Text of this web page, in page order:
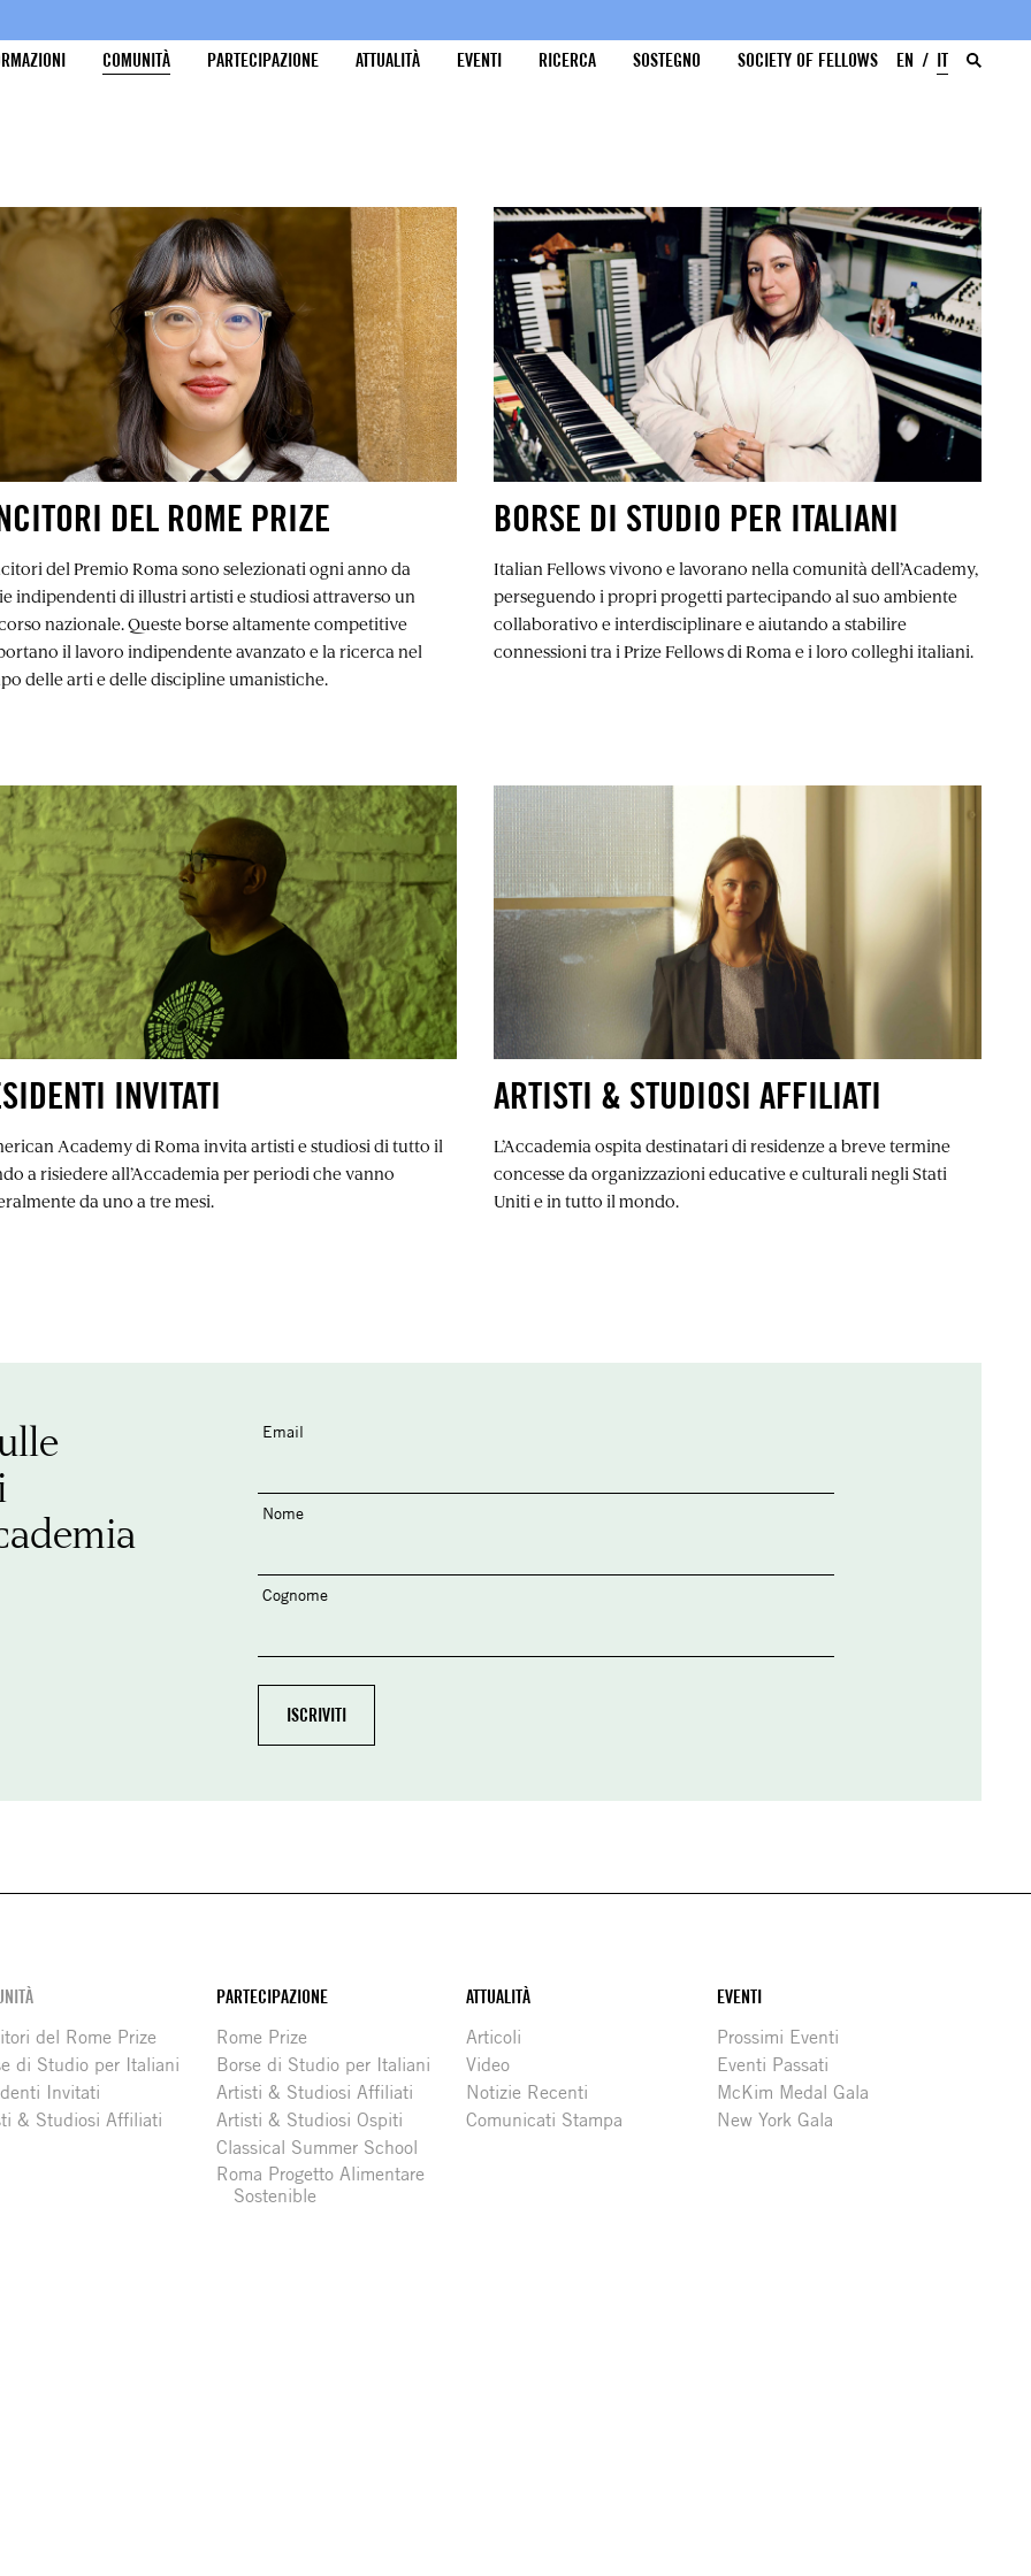
COMUNITÀ PARTECIPAZIONE ATTUALITÀ EVENTI RICERCA SOSTEGNO SOCIETY OF FELLOWS EN IT
DEL ROME PRIZE
del Premio Roma sono selezionati ogni anno da
indipendenti di illustri artisti e studiosi attraverso un
nazionale. Queste borse altamente competitive
il lavoro indipendente avanzato e la ricerca nel
delle arti e delle discipline umanistiche.
BORSE DI STUDIO PER ITALIANI
Italian Fellows vivono e lavorano nella comunità dell’Academy,
perseguendo i propri progetti partecipando al suo ambiente
collaborativo e interdisciplinare e aiutando a stabilire
connessioni tra i Prize Fellows di Roma e i loro colleghi italiani.
INVITATI
Academy di Roma invita artisti e studiosi di tutto il
a risiedere all’Accademia per periodi che vanno
da uno a tre mesi.
ARTISTI & STUDIOSI AFFILIATI
L’Accademia ospita destinatari di residenze a breve termine
concesse da organizzazioni educative e culturali negli Stati
Uniti e in tutto il mondo.
Email
Nome
Cognome
del Rome Prize
di Studio per Italiani
Invitati
& Studiosi Affiliati
PARTECIPAZIONE
Rome Prize
Borse di Studio per Italiani
Artisti & Studiosi Affiliati
Artisti & Studiosi Ospiti
Classical Summer School
Roma Progetto Alimentare
Sostenible
ATTUALITÀ
Articoli
Video
Notizie Recenti
Comunicati Stampa
EVENTI
Prossimi Eventi
Eventi Passati
McKim Medal Gala
New York Gala